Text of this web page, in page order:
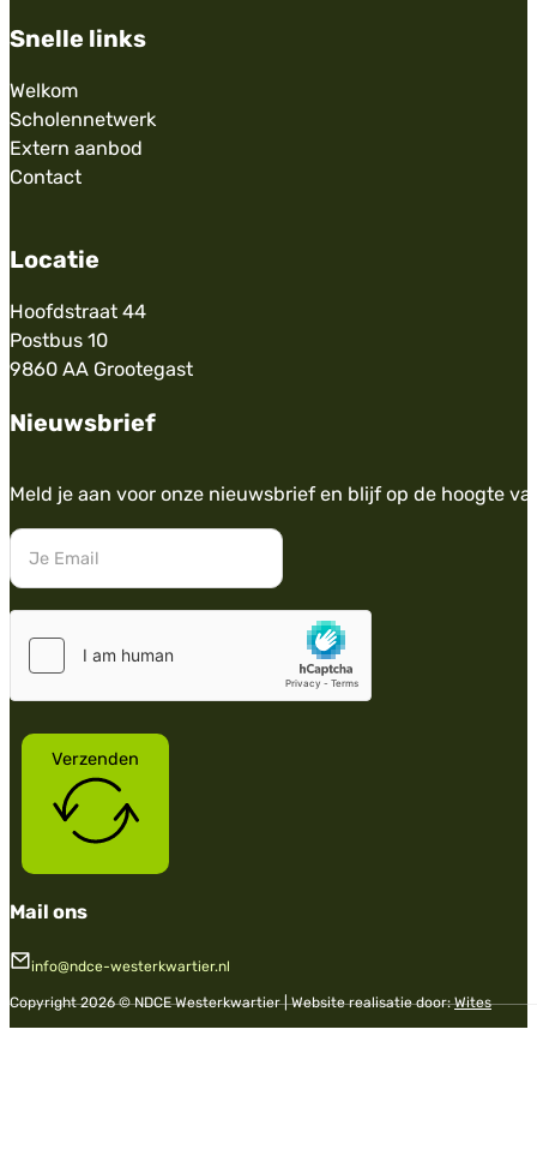
Snelle links
Welkom
Scholennetwerk
Extern aanbod
Contact
Locatie
Hoofdstraat 44
Postbus 10
9860 AA Grootegast
Nieuwsbrief
Meld je aan voor onze nieuwsbrief en blijf op de hoogte
Verzenden
Mail ons
info@ndce-westerkwartier.nl
Copyright 2026 © NDCE Westerkwartier | Website realisatie door:Wites